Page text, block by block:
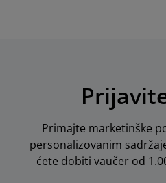
Primajte marketinške
personalizovanim
ćete dobiti vaučer od